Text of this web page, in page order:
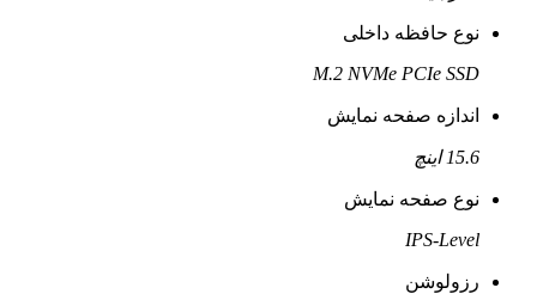
نوع حافظه داخلی
M.2 NVMe PCIe SSD
اندازه صفحه نمایش
15.6 اینچ
نوع صفحه نمایش
IPS-Level
رزولوشن